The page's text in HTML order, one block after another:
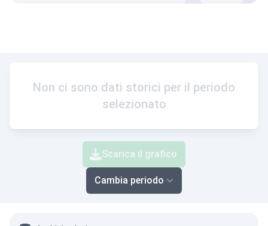
Non ci sono dati storici per il periodo
selezionato
Scarica il grafico
Cambia periodo